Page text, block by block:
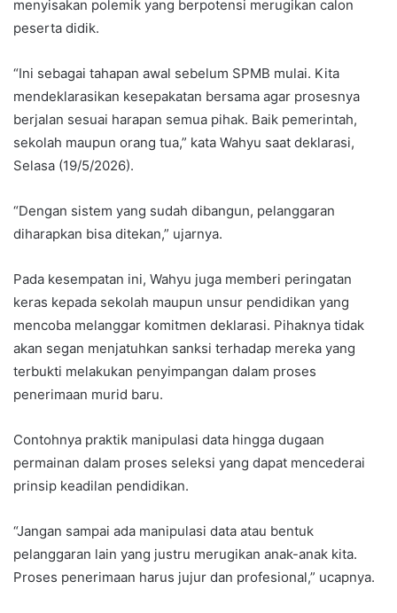
menyisakan polemik yang berpotensi merugikan calon
peserta didik.
“Ini sebagai tahapan awal sebelum SPMB mulai. Kita
mendeklarasikan kesepakatan bersama agar prosesnya
berjalan sesuai harapan semua pihak. Baik pemerintah,
sekolah maupun orang tua,” kata Wahyu saat deklarasi,
Selasa (19/5/2026).
“Dengan sistem yang sudah dibangun, pelanggaran
diharapkan bisa ditekan,” ujarnya.
Pada kesempatan ini, Wahyu juga memberi peringatan
keras kepada sekolah maupun unsur pendidikan yang
mencoba melanggar komitmen deklarasi. Pihaknya tidak
akan segan menjatuhkan sanksi terhadap mereka yang
terbukti melakukan penyimpangan dalam proses
penerimaan murid baru.
Contohnya praktik manipulasi data hingga dugaan
permainan dalam proses seleksi yang dapat mencederai
prinsip keadilan pendidikan.
“Jangan sampai ada manipulasi data atau bentuk
pelanggaran lain yang justru merugikan anak-anak kita.
Proses penerimaan harus jujur dan profesional,” ucapnya.